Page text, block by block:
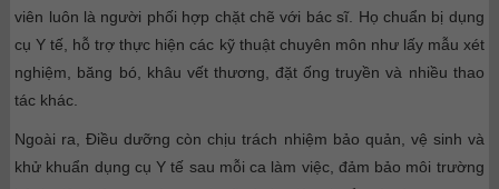
viên luôn là người phối hợp chặt chẽ với bác sĩ. Họ chuẩn bị dụng
cụ Y tế, hỗ trợ thực hiện các kỹ thuật chuyên môn như lấy mẫu xét
nghiệm, băng bó, khâu vết thương, đặt ống truyền và nhiều thao
tác khác.
Ngoài ra, Điều dưỡng còn chịu trách nhiệm bảo quản, vệ sinh và
khử khuẩn dụng cụ Y tế sau mỗi ca làm việc, đảm bảo môi trường